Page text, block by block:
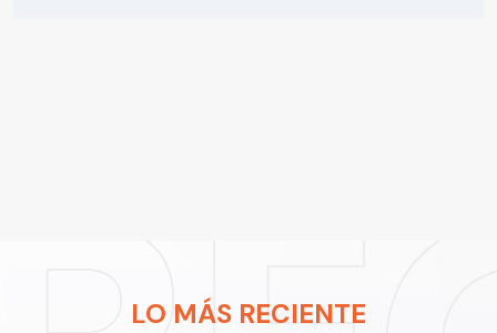
LO MÁS RECIENTE